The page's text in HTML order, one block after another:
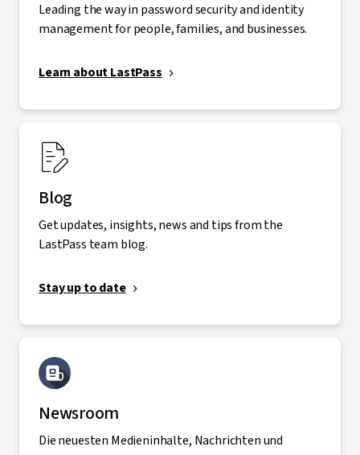
Leading the way in password security and identity
management for people, families, and businesses.
Learn about LastPass
Blog
Get updates, insights, news and tips from the
LastPass team blog.
Stay up to date
Newsroom
Die neuesten Medieninhalte, Nachrichten und